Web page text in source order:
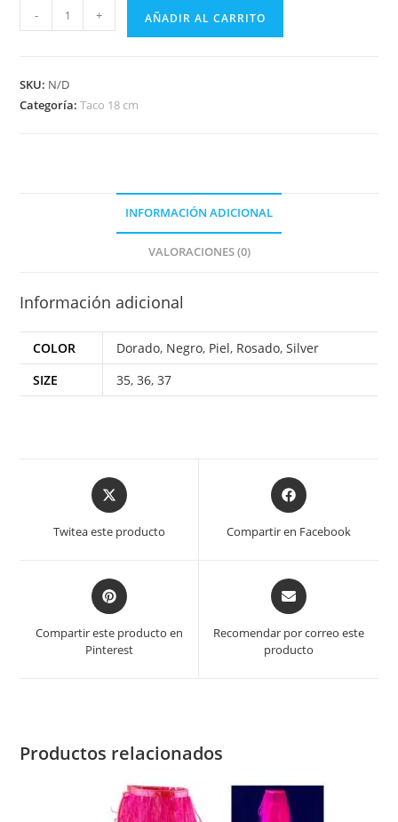
- + AÑADIR AL CARRITO
SKU: N/D
Categoría:Taco 18 cm
INFORMACIÓN ADICIONAL
VALORACIONES (0)
Información adicional
COLOR Dorado, Negro, Piel, Rosado,Silver
SIZE
35,36,37
Twitea este producto Compartir en Facebook
Compartir este producto en
Pinterest
Recomendar por correo este
producto
Productos relacionados